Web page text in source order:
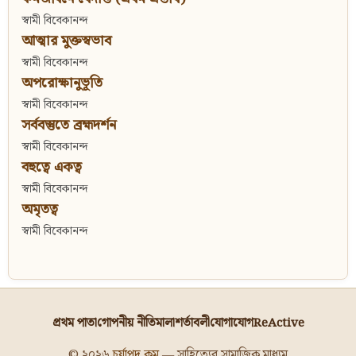
স্বামী বিবেকানন্দ
আত্মার মুক্তস্বভাব
স্বামী বিবেকানন্দ
অপরোক্ষানুভূতি
স্বামী বিবেকানন্দ
সর্ববস্তুতে ব্রহ্মদর্শন
স্বামী বিবেকানন্দ
বহুত্বে একত্ব
স্বামী বিবেকানন্দ
অমৃতত্ব
স্বামী বিবেকানন্দ
প্রথম পাতাগোপনীয় নীতিমালাশর্তাবলীযোগাযোগReActive